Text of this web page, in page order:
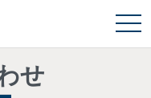
せ